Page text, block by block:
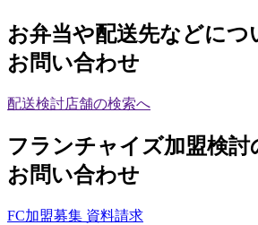
お弁当や配送先などにつ
お問い合わせ
配送検討店舗の検索へ
フランチャイズ加盟検討
お問い合わせ
FC加盟募集 資料請求